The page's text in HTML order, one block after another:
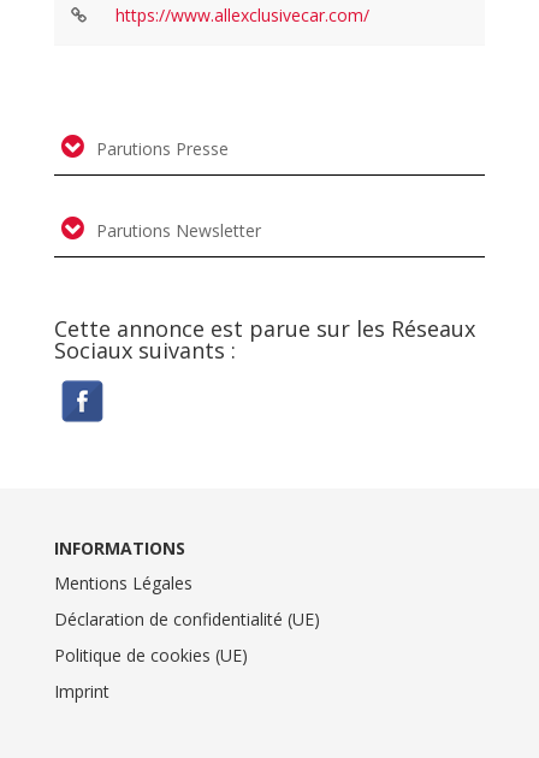
https://www.allexclusivecar.com/
Parutions Presse
Parutions Newsletter
Cette annonce est parue sur les Réseaux
Sociaux suivants :
INFORMATIONS
Mentions Légales
Déclaration de confidentialité (UE)
Politique de cookies (UE)
Imprint